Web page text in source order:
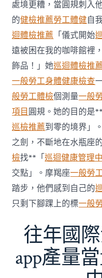
處境更糟，當圓規刺入
的健檢推薦勞工體健自
迴體檢推薦 「儀式開始
遠被困在我的咖啡館裡
飾品！」她巡迴體檢推
一般勞工身體健康檢查
般勞工體檢個測量一般
項目 圓規。她的目的是
巡檢推薦到零的境界」
之劍，不斷地在水瓶座
檢找**「巡迴健康管理
交點」。摩羯座一般勞
踏步，他們感到自己的
只剩下腳踝上的標一般
往年國
app產量